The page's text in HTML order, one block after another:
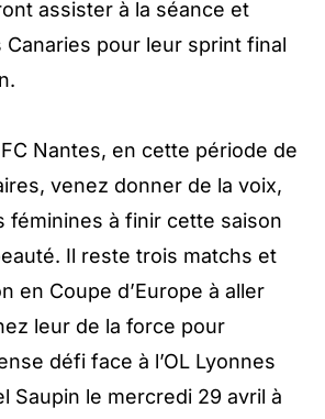
assister à la séance et
Canaries pour leur sprint final
Nantes, en cette période de
venez donner de la voix,
féminines à finir cette saison
Il reste trois matchs et
en Coupe d’Europe à aller
leur de la force pour
défi face à l’OL Lyonnes
Saupin le mercredi 29 avril à